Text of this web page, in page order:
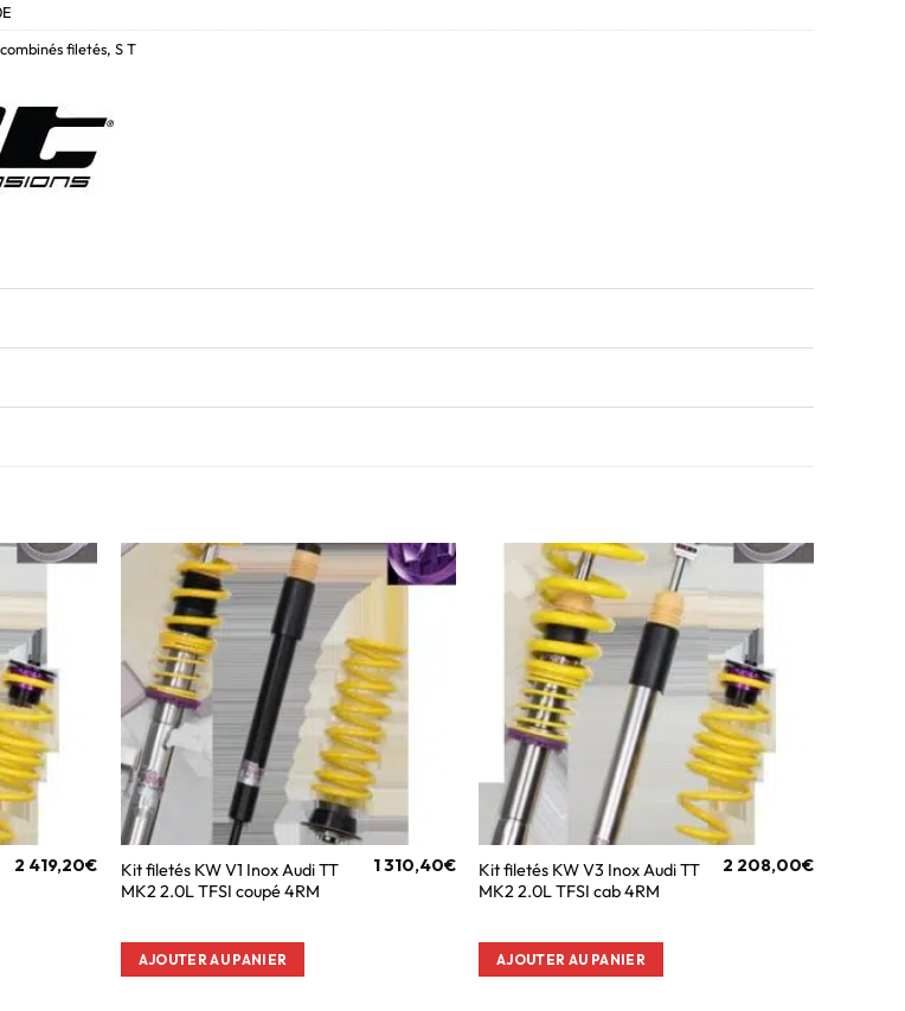
filetés, S T
2 419,20€
Kit filetés KW V1 Inox Audi TT
MK2 2.0L TFSI coupé 4RM
1 310,40€
AJOUTER AU PANIER
Kit filetés KW V3 Inox Audi TT
MK2 2.0L TFSI cab 4RM
2 208,00€
AJOUTER AU PANIER